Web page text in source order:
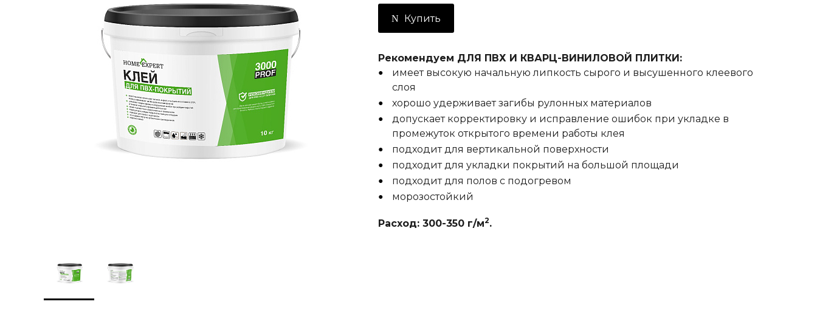
Купить
Рекомендуем ДЛЯ ПВХ И КВАРЦ-ВИНИЛОВОЙ ПЛИТКИ:
имеет высокую начальную липкость сырого и высушенного клеевого
слоя
хорошо удерживает загибы рулонных материалов
допускает корректировку и исправление ошибок при укладке в
промежуток открытого времени работы клея
подходит для вертикальной поверхности
подходит для укладки покрытий на большой площади
подходит для полов с подогревом
морозостойкий
Расход: 300-350 г/м2.